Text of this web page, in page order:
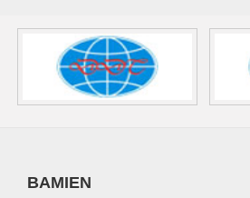
BAMIEN